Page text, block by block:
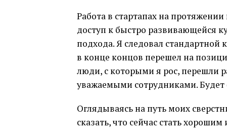
Работа в стартапах на
доступ к быстро развивающейся
подхода. Я следовал стандартной
в конце концов перешел на
люди, с которыми я рос, перешли
уважаемыми сотрудниками. Будет
Оглядываясь на путь моих
сказать, что сейчас стать